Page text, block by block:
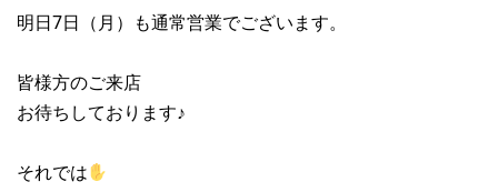
明日7日（月）も通常営業でございます。
皆様方のご来店
お待ちしております♪
それでは